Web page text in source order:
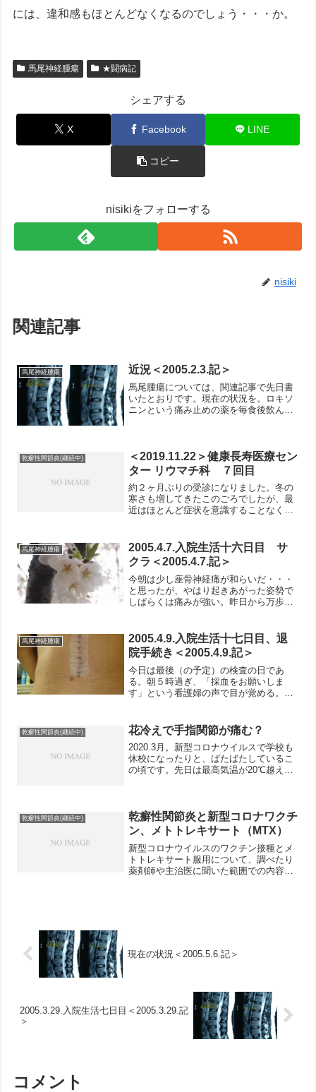
には、違和感もほとんどなくなるのでしょう・・・か。
馬尾神経腫瘍 ★闘病記
シェアする
X Facebook LINE
コピー
nisikiをフォローする
nisiki
関連記事
馬尾神経腫瘍 近況＜2005.2.3.記＞
馬尾腫瘍については、関連記事で先日書
いたとおりです。現在の状況を。ロキソ
ニンという痛み止めの薬を毎食後飲んで
キソニンは胃を荒らす（とい...
乾癬性関節炎(継続中)
＜2019.11.22＞健康長寿医療セン
ター リウマチ科 ７回目
約２ヶ月ぶりの受診になりました。冬の
寒さも増してきたこのごろでしたが、最
近はほとんど症状を意識することなくな
が残る程度。本日の血液検査でも、血沈
60分が21、CRPも0...
馬尾神経腫瘍
2005.4.7.入院生活十六日目 サ
クラ＜2005.4.7.記＞
今朝は少し座骨神経痛が和らいだ・・・
と思ったが、やはり起きあがった姿勢で
しばらくは痛みが強い。昨日から万歩計
の入院で、筋肉を使ったりどのくらい歩
いたりと、ずいぶん気を遣...
馬尾神経腫瘍
2005.4.9.入院生活十七日目、退
院手続き＜2005.4.9.記＞
今日は最後（の予定）の検査の日であ
る。朝５時過ぎ、「採血をお願いしま
す」という看護婦の声で目が覚める。他
ちに採ることが多いそうだ。ただ６時が
起床なのに、それより前という...
乾癬性関節炎(継続中) 花冷えで手指関節が痛む？
2020.3月。新型コロナウイルスで学校も
休校になったりと、ばたばたしているこ
の頃です。先日は最高気温が20℃越え、
て今朝も最低気...
乾癬性関節炎(継続中)
乾癬性関節炎と新型コロナワクチ
ン、メトトレキサート（MTX）
新型コロナウイルスのワクチン接種とメ
トトレキサート服用について、調べたり
薬剤師や主治医に聞いた範囲での内容を
現在の状況＜2005.5.6.記＞
2005.3.29.入院生活七日目＜2005.3.29.記
＞
コメント